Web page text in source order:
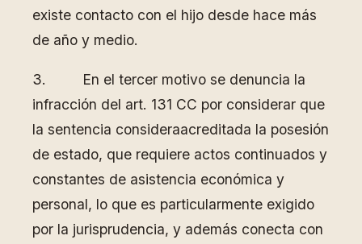
existe contacto con el hijo desde hace más
de año y medio.
3. En el tercer motivo se denuncia la
infracción del art. 131 CC por considerar que
la sentencia consideraacreditada la posesión
de estado, que requiere actos continuados y
constantes de asistencia económica y
personal, lo que es particularmente exigido
por la jurisprudencia, y además conecta con